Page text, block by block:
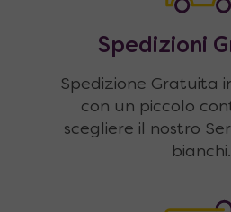
Spedizioni
Spedizione Gratuita
con un piccolo
scegliere il nostro
bianchi.